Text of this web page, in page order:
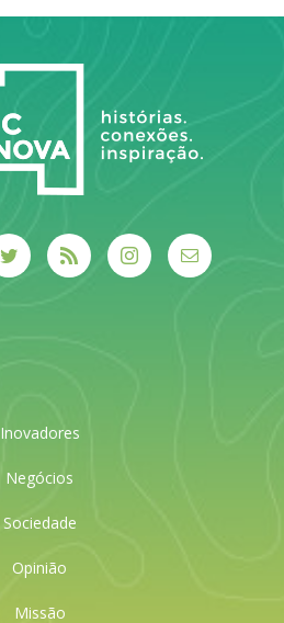
Inovadores
Negócios
Sociedade
Opinião
Missão